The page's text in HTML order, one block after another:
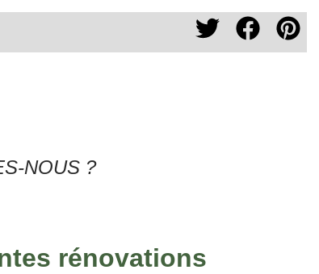
rénovations
NOUS ?